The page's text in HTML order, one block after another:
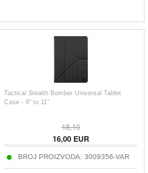
Tactical Stealth Bomber Universal Tablet
Case - 9" to 11"
18,10
16,00EUR
BROJ PROIZVODA: 3009356-VAR